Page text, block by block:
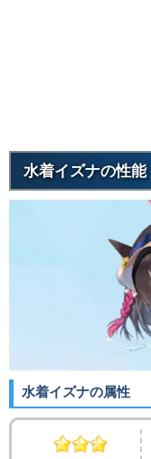
水着イズナの性能
水着イズナの属性